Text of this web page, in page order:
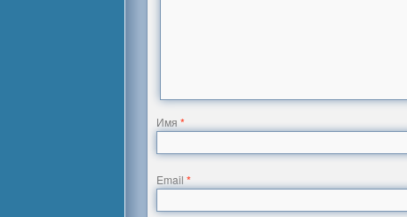
Имя*
Email*